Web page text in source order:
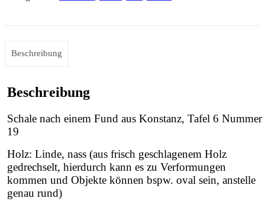
Beschreibung
Beschreibung
Schale nach einem Fund aus Konstanz, Tafel 6 Nummer
19
Holz: Linde, nass (aus frisch geschlagenem Holz
gedrechselt, hierdurch kann es zu Verformungen
kommen und Objekte können bspw. oval sein, anstelle
genau rund)